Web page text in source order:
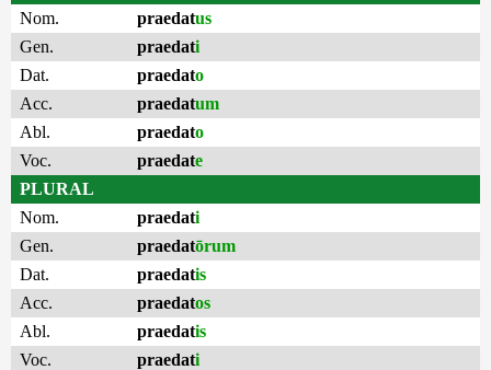
Nom.
praedatus
Gen.
praedati
Dat.
praedato
Acc.
praedatum
Abl.
praedato
Voc.
praedate
PLURAL
Nom.
praedati
Gen.
praedatōrum
Dat.
praedatis
Acc.
praedatos
Abl.
praedatis
Voc.
praedati